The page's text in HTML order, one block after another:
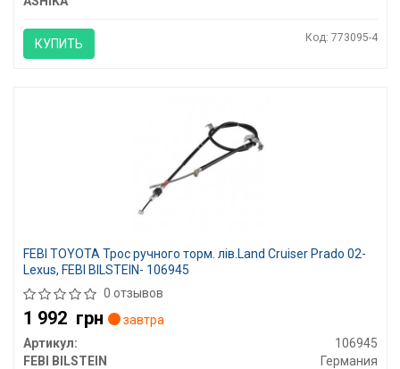
КУПИТЬ Код: 773095-4
FEBI TOYOTA Трос ручного торм. лів.Land Cruiser Prado 02-
Lexus, FEBI BILSTEIN- 106945
0 отзывов
1 992 грн
завтра
Артикул:
106945
FEBI BILSTEIN
Германия